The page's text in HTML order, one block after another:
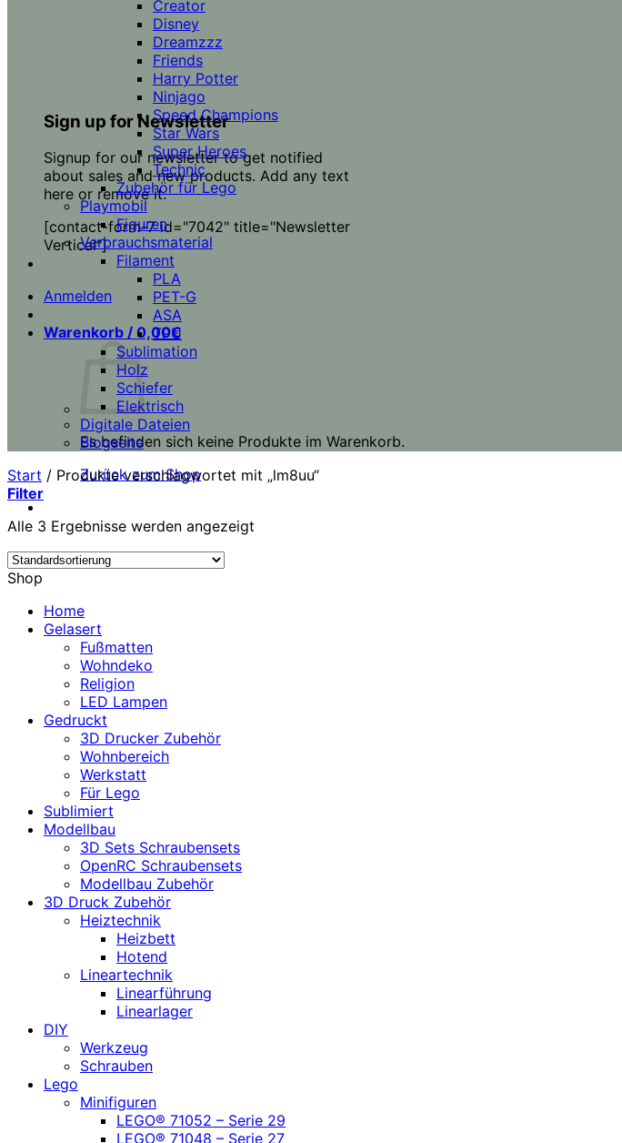
Sign up for Newsletter
Signup for our newsletter to get notified
about sales and new products. Add any text
here or remove it.
[contact-form-7 id="7042" title="Newsletter
Vertical"]
Anmelden
Warenkorb / 0,00€
Es befinden sich keine Produkte im Warenkorb.
Zurück zum Shop
Creator
Disney
Dreamzzz
Friends
Harry Potter
Ninjago
Speed Champions
Star Wars
Super Heroes
Technic
Zubehör für Lego
Playmobil
Figuren
Verbrauchsmaterial
Filament
PLA
PET-G
ASA
TPU
Sublimation
Holz
Schiefer
Elektrisch
Digitale Dateien
Blogseite
Start / Produkte verschlagwortet mit „lm8uu“
Filter
Alle 3 Ergebnisse werden angezeigt
Shop
Home
Gelasert
Fußmatten
Wohndeko
Religion
LED Lampen
Gedruckt
3D Drucker Zubehör
Wohnbereich
Werkstatt
Für Lego
Sublimiert
Modellbau
3D Sets Schraubensets
OpenRC Schraubensets
Modellbau Zubehör
3D Druck Zubehör
Heiztechnik
Heizbett
Hotend
Lineartechnik
Linearführung
Linearlager
DIY
Werkzeug
Schrauben
Lego
Minifiguren
LEGO® 71052 – Serie 29
LEGO® 71048 – Serie 27